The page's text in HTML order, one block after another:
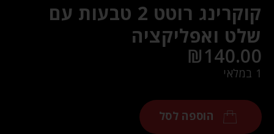
קוקרינג רוטט 2 טבעות עם
שלט ואפליקציה
₪140.00
1 במלאי
הוספה לסל